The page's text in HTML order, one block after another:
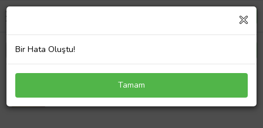
Manzara Temalı Kanvas Tablo 50 x 70 cm Gold
Bir Hata Oluştu!
Tamam